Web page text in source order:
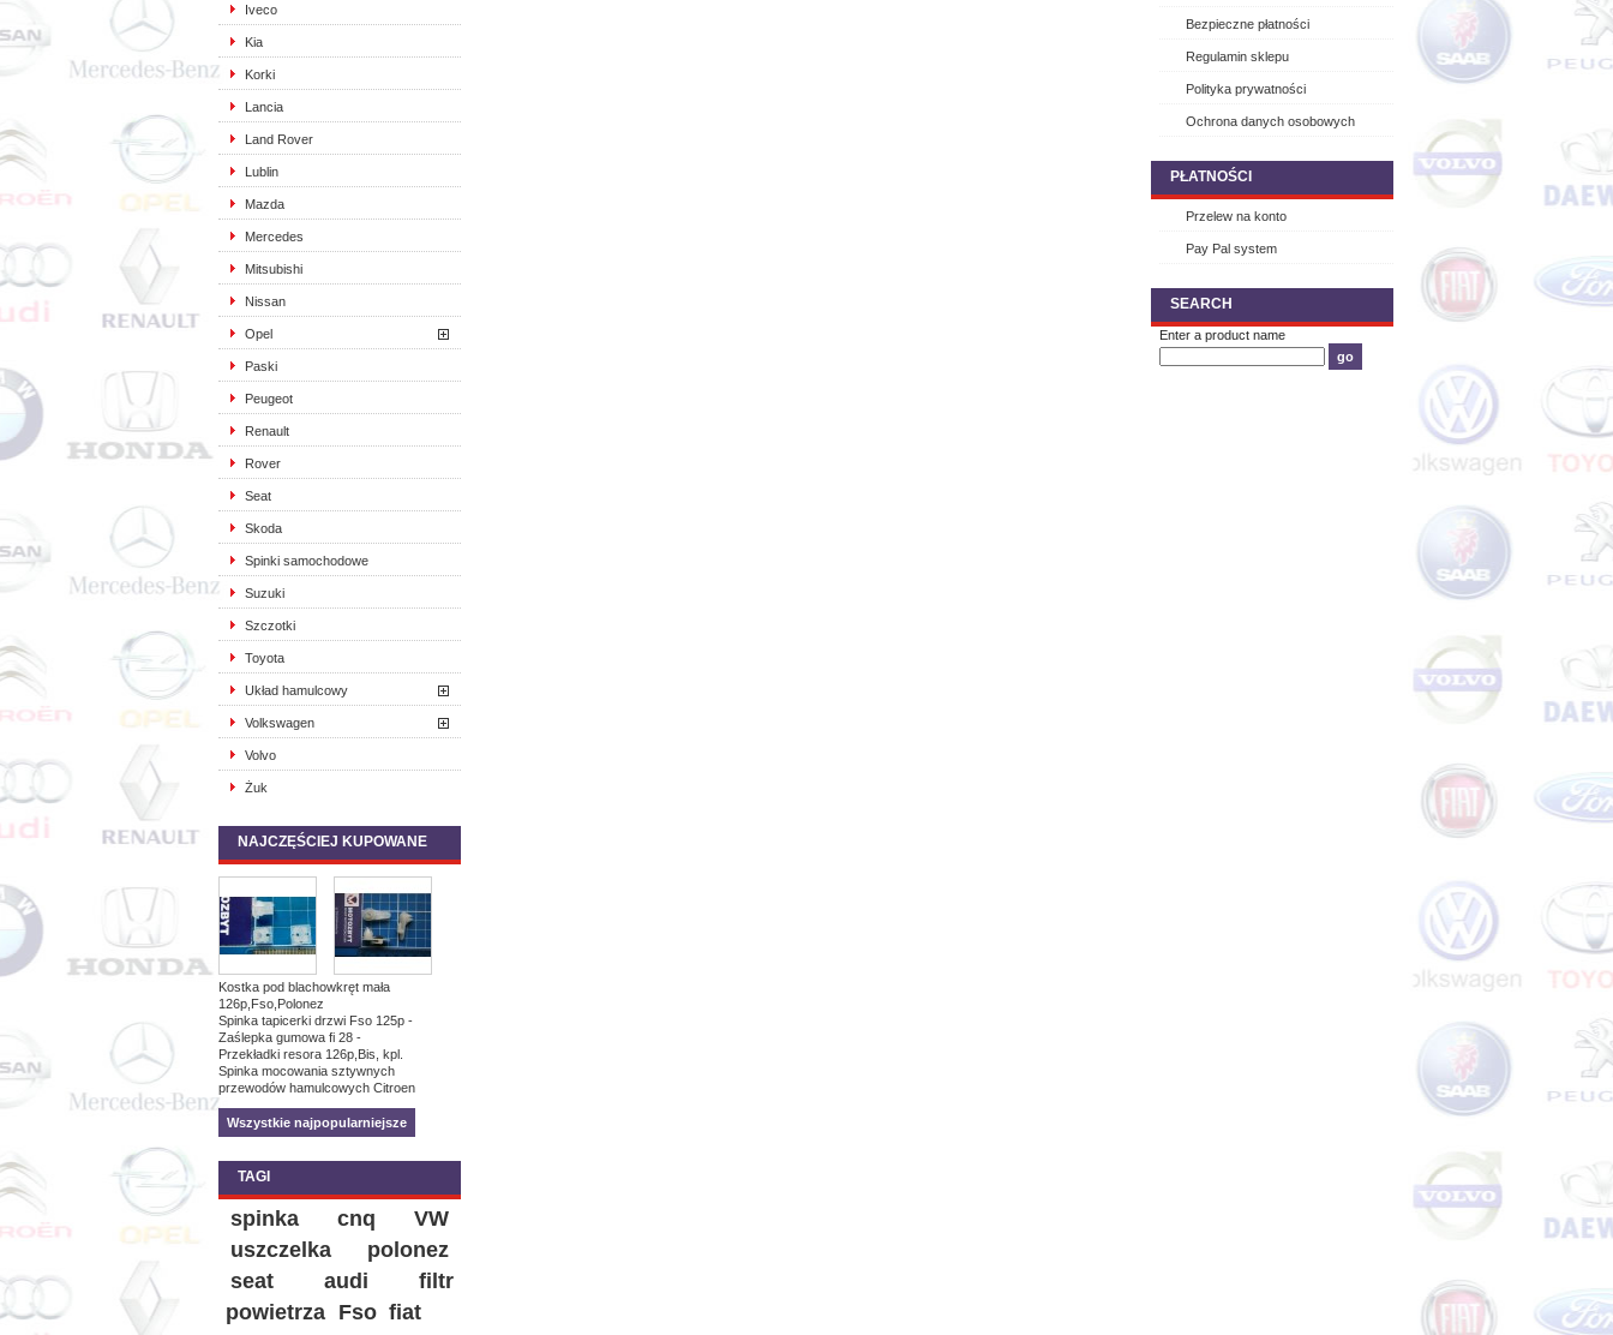
Iveco
Kia
Korki
Lancia
Land Rover
Lublin
Mazda
Mercedes
Mitsubishi
Nissan
Opel
Paski
Peugeot
Renault
Rover
Seat
Skoda
Spinki samochodowe
Suzuki
Szczotki
Toyota
Układ hamulcowy
Volkswagen
Volvo
Żuk
NAJCZĘŚCIEJ KUPOWANE
Kostka pod blachowkręt mała
126p,Fso,Polonez
Spinka tapicerki drzwi Fso 125p -
Zaślepka gumowa fi 28 -
Przekładki resora 126p,Bis, kpl.
Spinka mocowania sztywnych
przewodów hamulcowych Citroen
Wszystkie najpopularniejsze
TAGI
spinka cnq
VW
uszczelka
polonez
seat
audi
filtr
powietrza Fso fiat
Bezpieczne płatności
Regulamin sklepu
Polityka prywatności
Ochrona danych osobowych
PŁATNOŚCI
Przelew na konto
Pay Pal system
SEARCH
Enter a product name